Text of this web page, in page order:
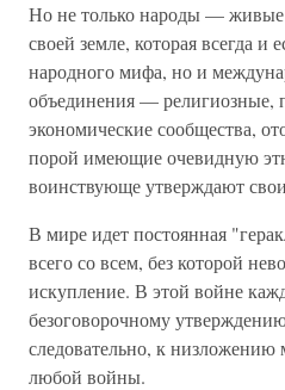
Но не только народы —
своей земле, которая всегда и
народного мифа, но и
объединения — религиозные,
экономические сообщества,
порой имеющие очевидную
воинствующе утверждают
В мире идет постоянная
всего со всем, без которой
искупление. В этой войне
безоговорочному
следовательно, к
любой войны.